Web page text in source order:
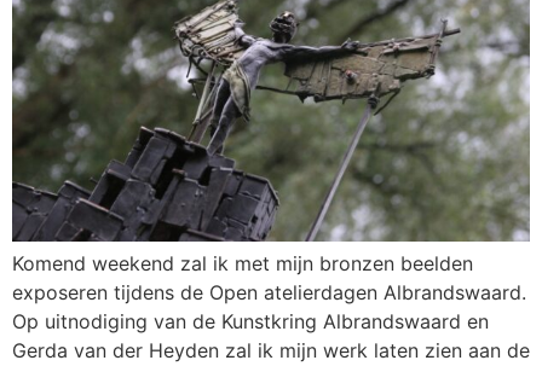
Komend weekend zal ik met mijn bronzen beelden
exposeren tijdens de Open atelierdagen Albrandswaard.
Op uitnodiging van de Kunstkring Albrandswaard en
Gerda van der Heyden zal ik mijn werk laten zien aan de